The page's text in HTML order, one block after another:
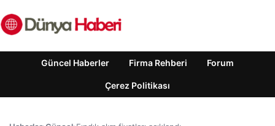
Güncel Haberler Firma Rehberi Forum
Çerez Politikası